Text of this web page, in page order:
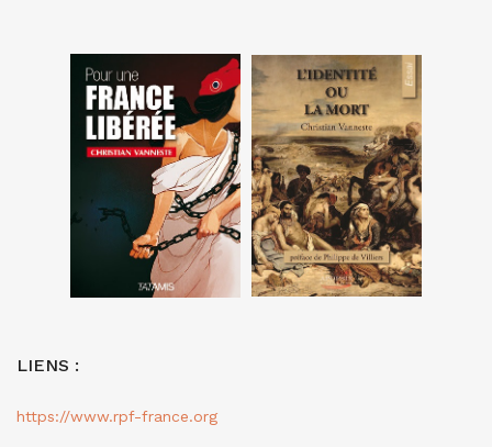
LIENS :
https://www.rpf-france.org